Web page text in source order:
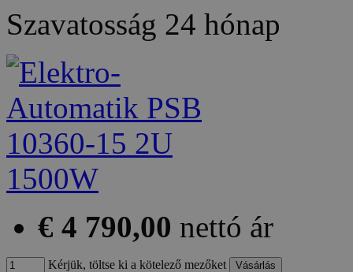
Szavatosság 24 hónap
€ 4 790,00 nettó ár
Kérjük, töltse ki a kötelező mezőket